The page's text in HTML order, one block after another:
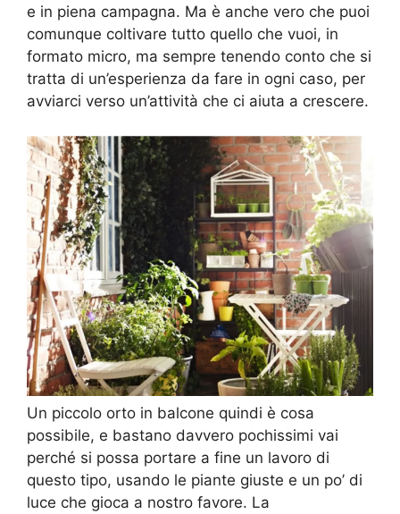
e in piena campagna. Ma è anche vero che puoi
comunque coltivare tutto quello che vuoi, in
formato micro, ma sempre tenendo conto che si
tratta di un’esperienza da fare in ogni caso, per
avviarci verso un’attività che ci aiuta a crescere.
Un piccolo orto in balcone quindi è cosa
possibile, e bastano davvero pochissimi vai
perché si possa portare a fine un lavoro di
questo tipo, usando le piante giuste e un po’ di
luce che gioca a nostro favore. La